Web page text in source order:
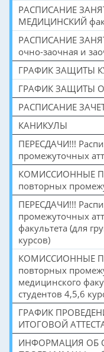
РАСПИСАНИЕ
МЕДИЦИНСКИЙ
РАСПИСАНИЕ
очно-заочная и
ГРАФИК ЗАЩИТЫ
ГРАФИК ЗАЩИТЫ
РАСПИСАНИЕ
КАНИКУЛЫ
ПЕРЕСДАЧИ!!!
промежуточных
КОМИССИОННЫЕ
повторных
ПЕРЕСДАЧИ!!!
промежуточных
факультета (для
курсов)
КОМИССИОННЫЕ
повторных
медицинского
студентов 4,5,6
ГРАФИК
ИТОГОВОЙ
ИНФОРМАЦИЯ ОБ